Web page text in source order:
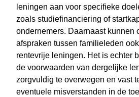
leningen aan voor specifieke
zoals studiefinanciering of
ondernemers. Daarnaast kunnen
afspraken tussen familieleden
rentevrije leningen. Het is echter
de voorwaarden van dergelijke
zorgvuldig te overwegen en vast
eventuele misverstanden in de